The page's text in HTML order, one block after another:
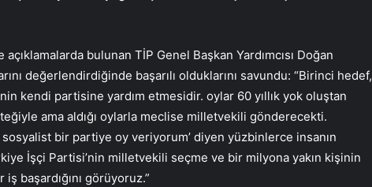
bulunan TİP Genel Başkan Yardımcısı Doğan
değerlendirdiğinde başarılı olduklarını savundu: “Birinci hedef,
kendi partisine yardım etmesidir. oylar 60 yıllık yok oluştan
ama aldığı oylarla meclise milletvekili gönderecekti.
bir partiye oy veriyorum’ diyen yüzbinlerce insanın
İşçi Partisi’nin milletvekili seçme ve bir milyona yakın kişinin
başardığını görüyoruz.”